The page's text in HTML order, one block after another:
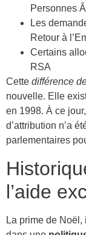
Personnes
Les
Retour à
Certains
RSA
Cette différence
nouvelle. Elle
en 1998. À ce
d’attribution n’a
parlementaires
l’aide
La prime de Noël,